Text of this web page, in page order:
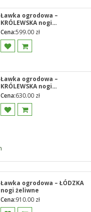
Ławka ogrodowa –
KRÓLEWSKA nogi
ALUMINIOWE
Cena:599.00 zł
Ławka ogrodowa –
KRÓLEWSKA nogi
ALUMINIOWE z
Cena:630.00 zł
Ławka ogrodowa – ŁÓDZKA
nogi żeliwne
Cena:910.00 zł